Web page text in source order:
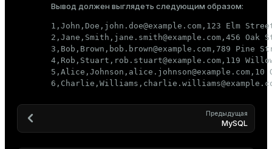
Вывод должен выглядеть следующим образом:
1,John,Doe,john.doe@example.com,123 Elm
2,Jane,Smith,jane.smith@example.com,456 Oak
3,Bob,Brown,bob.brown@example.com,789 Pine
4,Rob,Stuart,rob.stuart@example.com,119
5,Alice,Johnson,alice.johnson@example.com,10
Предыдущая
MySQL